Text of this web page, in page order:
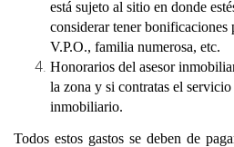
está sujeto al sitio en donde
considerar tener
V.P.O., familia numerosa, etc.
Honorarios del asesor
la zona y si contratas el servicio
inmobiliario.
Todos estos gastos se deben de